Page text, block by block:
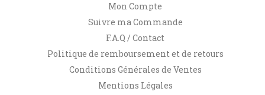
Mon Compte
Suivre ma Commande
F.A.Q / Contact
Politique de remboursement et de retours
Conditions Générales de Ventes
Mentions Légales